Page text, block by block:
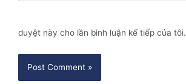
duyệt này cho lần bình luận kế tiếp của tôi.